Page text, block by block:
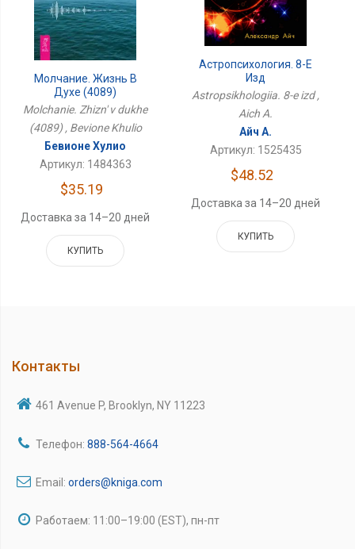
Молчание. Жизнь В
Духе (4089)
Molchanie. Zhizn' v dukhe
(4089) , Bevione Khulio
Бевионе Хулио
Артикул: 1484363
$35.19
Доставка за 14–20 дней
КУПИТЬ
Астропсихология. 8-Е
Изд
Astropsikhologiia. 8-e izd ,
Aich A.
Айч А.
Артикул: 1525435
$48.52
Доставка за 14–20 дней
КУПИТЬ
Контакты
461 Avenue P, Brooklyn, NY 11223
Телефон: 888-564-4664
Email: orders@kniga.com
Работаем: 11:00–19:00 (EST), пн-пт